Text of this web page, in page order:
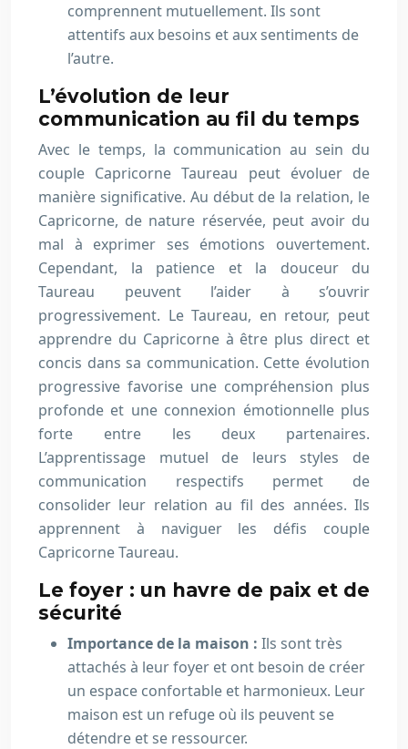
comprennent mutuellement. Ils sont
attentifs aux besoins et aux sentiments de
l’autre.
L’évolution de leur
communication au fil du temps
Avec le temps, la communication au sein du
couple Capricorne Taureau peut évoluer de
manière significative. Au début de la relation, le
Capricorne, de nature réservée, peut avoir du
mal à exprimer ses émotions ouvertement.
Cependant, la patience et la douceur du
Taureau peuvent l’aider à s’ouvrir
progressivement. Le Taureau, en retour, peut
apprendre du Capricorne à être plus direct et
concis dans sa communication. Cette évolution
progressive favorise une compréhension plus
profonde et une connexion émotionnelle plus
forte entre les deux partenaires.
L’apprentissage mutuel de leurs styles de
communication respectifs permet de
consolider leur relation au fil des années. Ils
apprennent à naviguer les défis couple
Capricorne Taureau.
Le foyer : un havre de paix et de
sécurité
Importance de la maison : Ils sont très
attachés à leur foyer et ont besoin de créer
un espace confortable et harmonieux. Leur
maison est un refuge où ils peuvent se
détendre et se ressourcer.